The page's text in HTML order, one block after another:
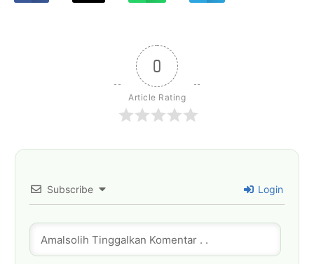
0
Article Rating
Subscribe Login